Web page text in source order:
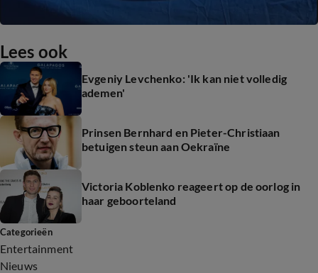
Lees ook
Evgeniy Levchenko: 'Ik kan niet volledig
ademen'
Prinsen Bernhard en Pieter-Christiaan
betuigen steun aan Oekraïne
Victoria Koblenko reageert op de oorlog in
haar geboorteland
Categorieën
Entertainment
Nieuws